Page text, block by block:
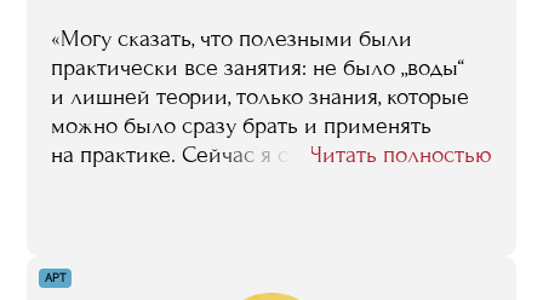
«Могу сказать, что полезными были
практически все занятия: не было „воды“
и лишней теории, только знания, которые
можно было сразу брать и применять
на практике. Сейчас я с большой теплотой
я и сейчас поддерживаю теплые
Читать полностью
АРТ